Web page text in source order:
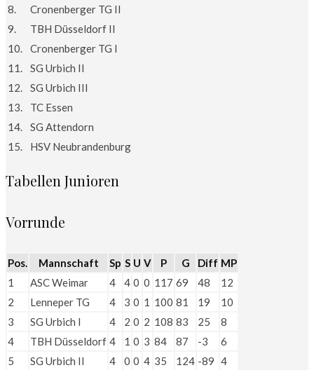
8.
Cronenberger TG II
9.
TBH Düsseldorf II
10.
Cronenberger TG I
11.
SG Urbich II
12.
SG Urbich III
13.
TC Essen
14.
SG Attendorn
15.
HSV Neubrandenburg
Tabellen Junioren
Vorrunde
Pos. Mannschaft Sp S U V P G Diff MP
1
ASC Weimar 4 4 0 0 117 69 48
12
2
Lenneper TG 4 3 0 1 100 81 19
10
3
SG Urbich I 4 2 0 2 108 83 25
8
4
TBH Düsseldorf 4 1 0 3 84 87 -3
6
5
SG Urbich II 4 0 0 4 35 124 -89 4